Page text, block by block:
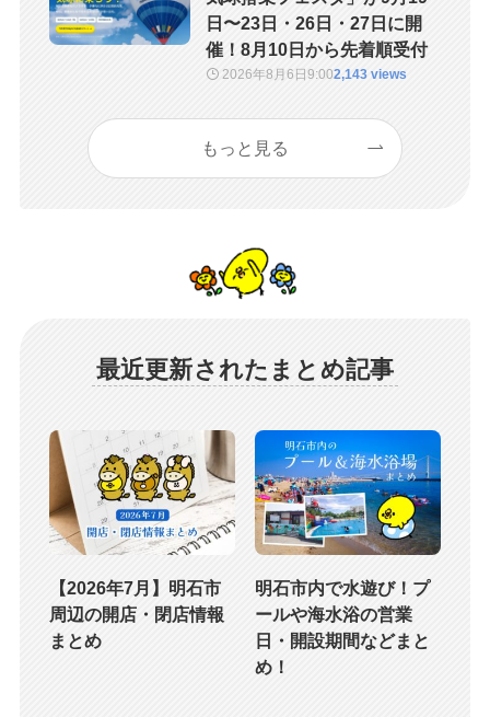
日〜23日・26日・27日に開
催！8月10日から先着順受付
2026年8月6日 9:002,143 views
もっと見る
最近更新されたまとめ記事
【2026年7月】明石市
周辺の開店・閉店情報
まとめ
明石市内で水遊び！プ
ールや海水浴の営業
日・開設期間などまと
め！